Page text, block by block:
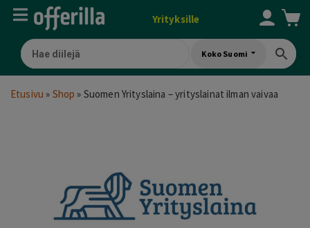
Yrityksille
Koko Suomi
Etusivu » Shop » Suomen Yrityslaina – yrityslainat ilman vaivaa